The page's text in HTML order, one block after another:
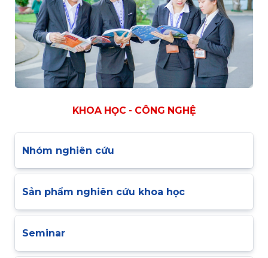
KHOA HỌC - CÔNG NGHỆ
Nhóm nghiên cứu
Sản phẩm nghiên cứu khoa học
Seminar